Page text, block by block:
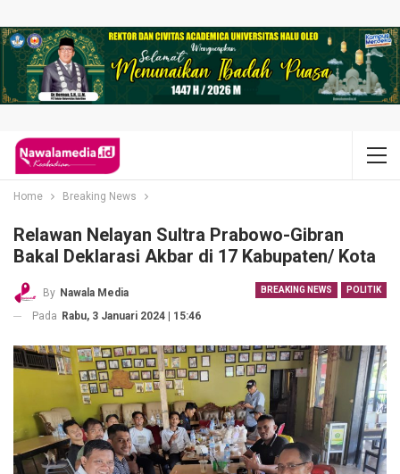
Home Breaking News
Relawan Nelayan Sultra Prabowo-Gibran
Bakal Deklarasi Akbar di 17 Kabupaten/ Kota
BREAKING NEWS POLITIK
By Nawala Media
Pada Rabu, 3 Januari 2024 | 15:46